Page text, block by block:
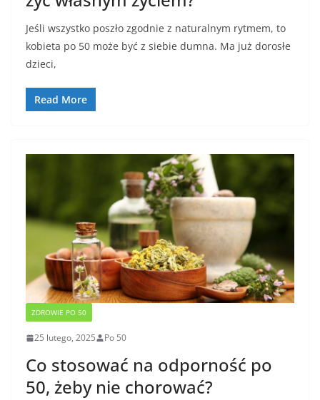
Jeśli wszystko poszło zgodnie z naturalnym rytmem, to
kobieta po 50 może być z siebie dumna. Ma już dorosłe
dzieci,
Read More
ZDROWIE PO 50
25 lutego, 2025 Po 50
Co stosować na odporność po
50, żeby nie chorować?